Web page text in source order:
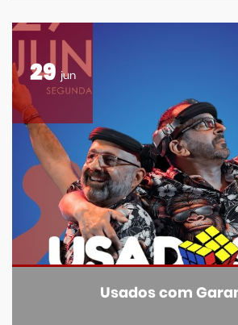
29 jun
Usados com